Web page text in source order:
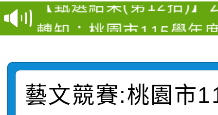
結果(第4招)
學年度第1學期第7次代
轉知：桃園市115學年
賽實施要點
比賽實施要點」
轉知：「115年金融知
動辦法」
轉知臺中市政府政風處
藝文競賽:桃園市